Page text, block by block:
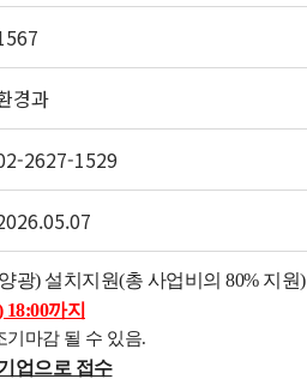
경과
2627-1529
광) 설치지원(총 사업비의 80% 지원)
18:00까지
감 될 수 있음.
업으로 접수